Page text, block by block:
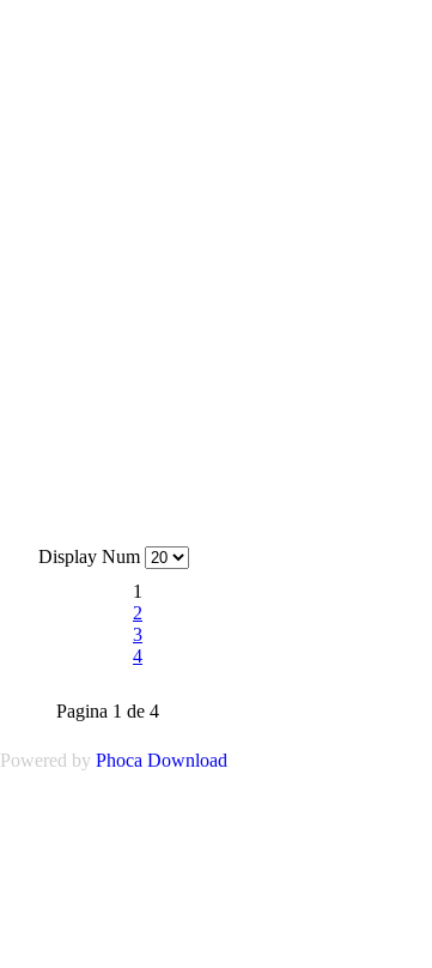
Display Num
1
2
3
4
Pagina 1 de 4
Powered by Phoca Download